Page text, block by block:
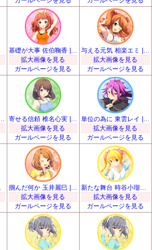
基礎が大事 佐伯鞠香 | SR
拡大画像を見る
ガールページを見る
与える元気 相楽エミ | SR
拡大画像を見る
ガールページを見る
寄せる信頼 椎名心実 | SR
拡大画像を見る
ガールページを見る
単位の為に 東雲レイ | SR
拡大画像を見る
ガールページを見る
掴んだ何か 玉井麗巳 | SR
拡大画像を見る
ガールページを見る
新たな舞台 時谷小瑠璃 | SR
拡大画像を見る
ガールページを見る